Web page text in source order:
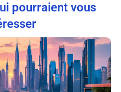
pourraient vous